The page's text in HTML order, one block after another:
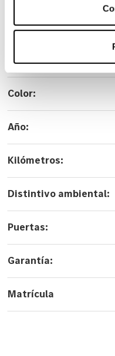
Carrocería:
Versión: A
Color:
Año:
Kilómetros:
Distintivo ambiental:
Puertas:
Garantía:
Matrícula